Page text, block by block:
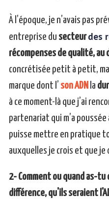
À l’époque, je n’avais pas
entreprise du secteurdes
récompenses de qualité, au
concrétisée petit à petit,
marque dont l’ son ADN la
à ce moment-là que j’ai
partenariat qui m’a
puisse mettre en pratique
auxquelles je crois et que je
2- Comment ou quand as-
différence, qu'ils seraient